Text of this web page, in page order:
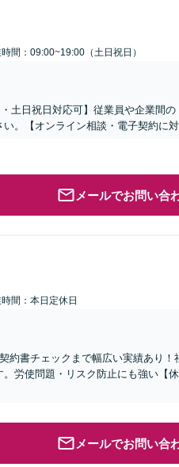
間：09:00~19:00（土日祝日）
土日祝日対応可】従業員や企業間
。【オンライン相談・電子契約に対
メールでお問い合
間：本日定休日
約書チェックまで幅広い実績あり！
労使問題・リスク防止にも強い【
メールでお問い合